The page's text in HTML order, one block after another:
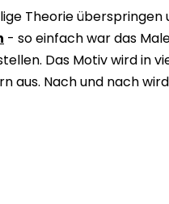
Theorie überspringen
- so einfach war das
Das Motiv wird in
Nach und nach